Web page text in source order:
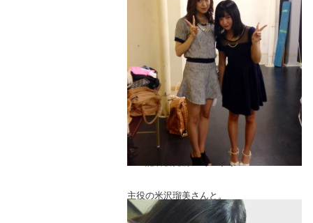
話も合うしすぐに仲良くなれたよ☆-( ^-ﾟ)v
夏休み遊ぼうねー♡
あ、どうして学校なのにこんなエレガント
な格好しているかというと
学校終わったら速攻、記者会見に向かわな
いと行けないから！！！
というわけで全力でＧＯ。
♡♡記者会見前に写メ祭り♡♡
主役の米沢瑠美さんと。
とっても綺麗なお姉さん♪
高３コンビの山崎彩花ちゃんと。